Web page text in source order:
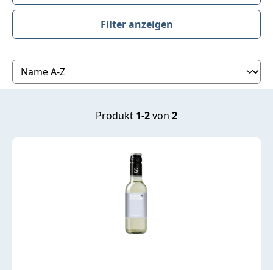
Filter anzeigen
Produktübersicht
Produkt 1-2von 2